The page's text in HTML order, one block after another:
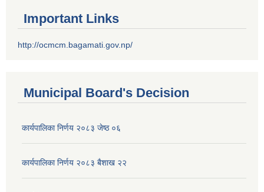
Important Links
http://ocmcm.bagamati.gov.np/
Municipal Board's Decision
कार्यपालिका निर्णय २०८३ जेष्ठ ०६
कार्यपालिका निर्णय २०८३ बैशाख २२